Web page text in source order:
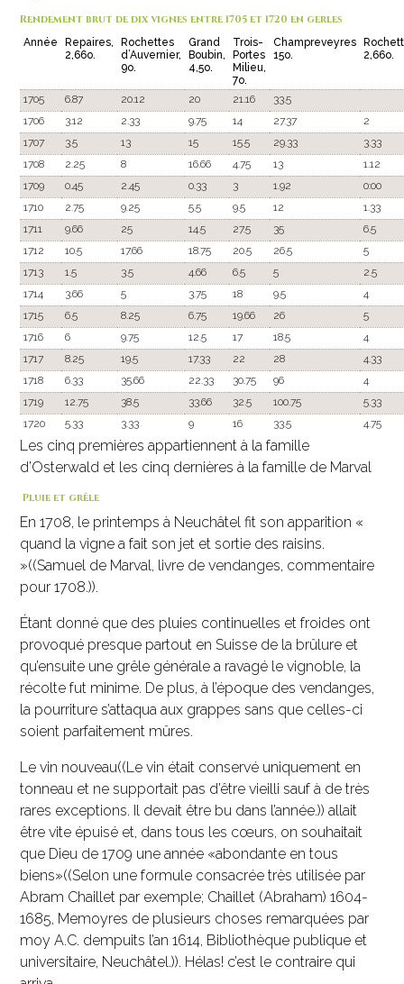
Rendement brut de dix vignes entre 1705 et 1720 en gerles
Année
Repaires,
2,66o.
Rochettes
d’Auvernier,
9o.
Grand
Boubin,
4,5o.
Trois-
Portes
Milieu,
7o.
Champreveyres
15o.
2,66o.
1705 6.87 20.12 20 21.16
33.5
1706
3.12 2.33 9.75 14 27.37
2
1707
3.5 13 15 15.5 29.33
3.33
1708
2.25 8 16.66 4.75 13
1.12
1709
0.45 2.45 0.33 3 1.92
0:00
1710
2.75 9.25 5.5 9.5 12
1.33
1711
9.66 25 14.5 27.5 35
6.5
1712
10.5 17.66 18.75 20.5 26.5
5
1713
1.5 3.5 4.66 6.5 5
2.5
1714
3.66 5 3.75 18 9.5
4
1715
6.5 8.25 6.75 19.66 26
5
1716
6 9.75 12.5 17 18.5
4
1717
8.25 19.5 17.33 22 28
4.33
1718
6.33 35.66 22.33 30.75 96
4
1719
12.75 38.5 33.66 32.5 100.75
5.33
1720
5.33 3.33 9 16 33.5 4.75
Les cinq premières appartiennent à la famille
d’Osterwald et les cinq dernières à la famille de Marval
Pluie et grêle
En 1708, le printemps à Neuchâtel fit son apparition «
quand la vigne a fait son jet et sortie des raisins.
»((Samuel de Marval, livre de vendanges, commentaire
pour 1708.)).
Étant donné que des pluies continuelles et froides ont
provoqué presque partout en Suisse de la brûlure et
qu’ensuite une grêle générale a ravagé le vignoble, la
récolte fut minime. De plus, à l’époque des vendanges,
la pourriture s’attaqua aux grappes sans que celles-ci
soient parfaitement mûres.
Le vin nouveau((Le vin était conservé uniquement en
tonneau et ne supportait pas d’être vieilli sauf à de très
rares exceptions. Il devait être bu dans l’année.)) allait
être vite épuisé et, dans tous les cœurs, on souhaitait
que Dieu de 1709 une année «abondante en tous
biens»((Selon une formule consacrée très utilisée par
Abram Chaillet par exemple; Chaillet (Abraham) 1604-
1685, Memoyres de plusieurs choses remarquées par
moy A.C. dempuits l’an 1614, Bibliothèque publique et
universitaire, Neuchâtel.)). Hélas! c’est le contraire qui